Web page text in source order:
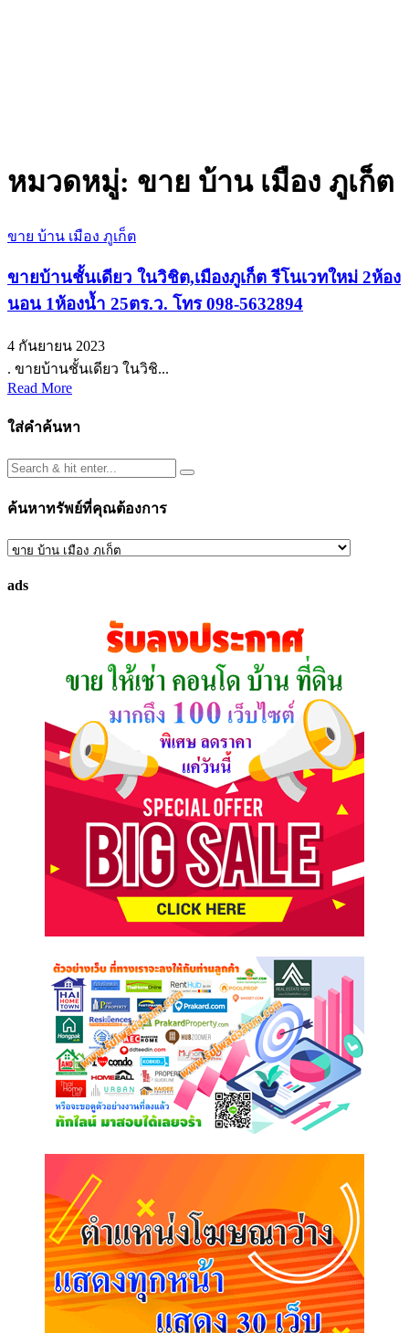
หมวดหมู่: ขาย บ้าน เมือง ภูเก็ต
ขาย บ้าน เมือง ภูเก็ต
ขายบ้านชั้นเดียว ในวิชิต,เมืองภูเก็ต รีโนเวทใหม่ 2ห้อง
นอน 1ห้องน้ำ 25ตร.ว. โทร 098-5632894
4 กันยายน 2023
. ขายบ้านชั้นเดียว ในวิชิ...
Read More
ใส่คำค้นหา
ค้นหาทรัพย์ที่คุณต้องการ
ค้นหา
ที่
ads